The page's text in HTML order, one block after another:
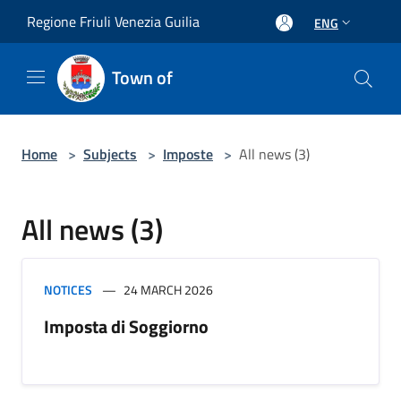
Regione Friuli Venezia Guilia ENG
Town of
Home > Subjects > Imposte > All news (3)
All news (3)
NOTICES 24 MARCH 2026
Imposta di Soggiorno